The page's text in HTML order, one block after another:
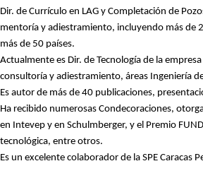
Dir. de Currículo en LAG y Completación de
mentoría y adiestramiento, incluyendo más de
más de 50 países.
Actualmente es Dir. de Tecnología de la empresa
consultoría y adiestramiento, áreas Ingeniería
Es autor de más de 40 publicaciones,
Ha recibido numerosas Condecoraciones,
en Intevep y en Schulmberger, y el Premio
tecnológica, entre otros.
Es un excelente colaborador de la SPE Caracas